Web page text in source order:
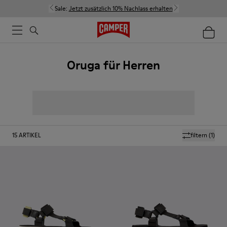
Sale: Jetzt zusätzlich 10% Nachlass erhalten
Oruga für Herren
filtern (1)
15ARTIKEL